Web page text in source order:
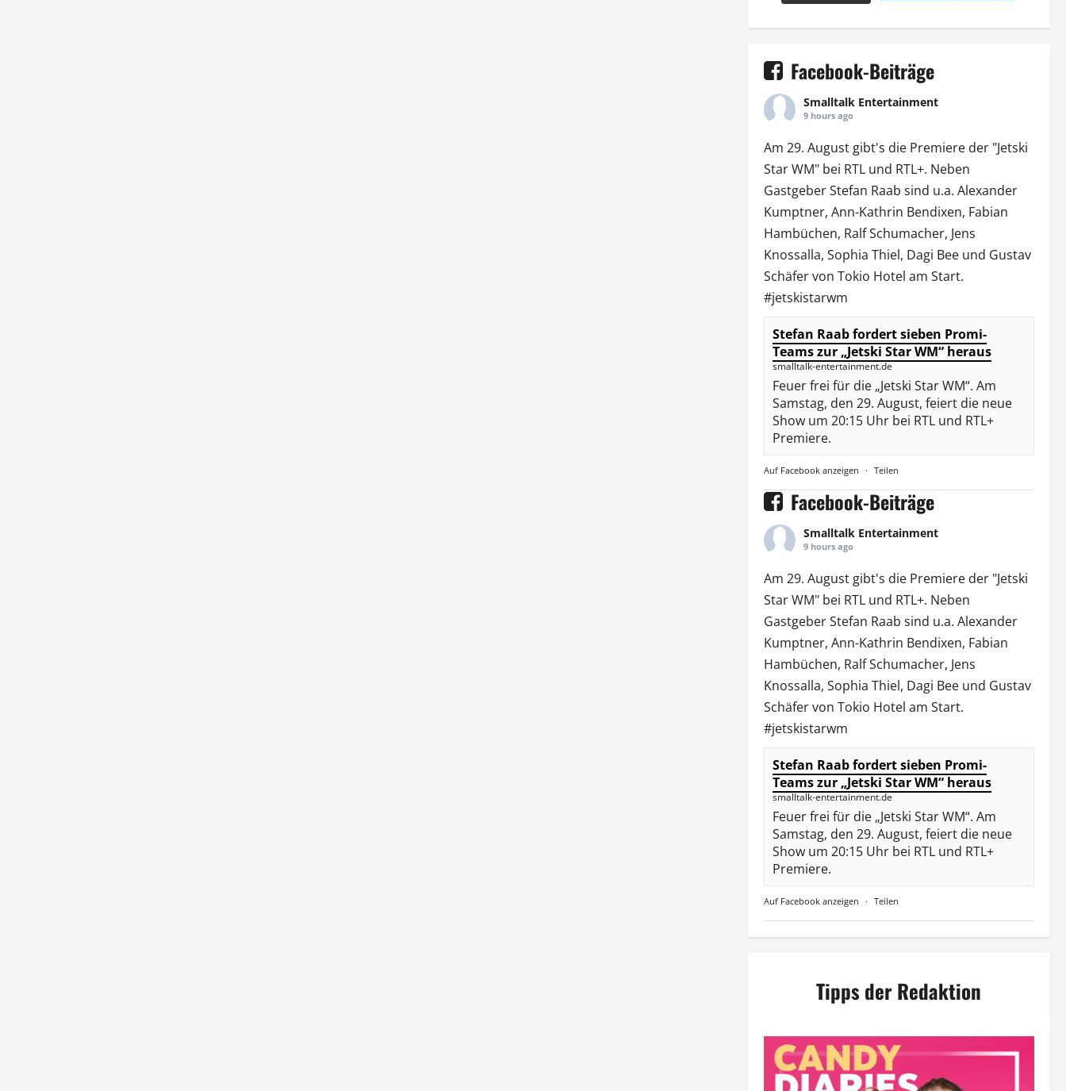
Facebook-Beiträge
Smalltalk Entertainment
9 hours ago
Am 29. August gibt's die Premiere der "Jetski
Star WM" bei RTLund RTL+. Neben
Gastgeber Stefan Raab sind u.a. Alexander
Kumptner, Ann-Kathrin Bendixen, Fabian
Hambüchen, Ralf Schumacher, Jens
Knossalla, Sophia Thiel, Dagi Beeund Gustav
Schäfer von Tokio Hotel am Start.
#jetskistarwm
Stefan Raab fordert sieben Promi-
Teams zur „Jetski Star WM“ heraus
smalltalk-entertainment.de
Feuer frei für die „Jetski Star WM“. Am
Samstag, den 29. August, feiert die neue
Show um 20:15 Uhr bei RTL und RTL+
Premiere.
Auf Facebook anzeigen · Teilen
Facebook-Beiträge
Smalltalk Entertainment
9 hours ago
Am 29. August gibt's die Premiere der "Jetski
Star WM" bei RTLund RTL+. Neben
Gastgeber Stefan Raab sind u.a. Alexander
Kumptner, Ann-Kathrin Bendixen, Fabian
Hambüchen, Ralf Schumacher, Jens
Knossalla, Sophia Thiel, Dagi Beeund Gustav
Schäfer von Tokio Hotel am Start.
#jetskistarwm
Stefan Raab fordert sieben Promi-
Teams zur „Jetski Star WM“ heraus
smalltalk-entertainment.de
Feuer frei für die „Jetski Star WM“. Am
Samstag, den 29. August, feiert die neue
Show um 20:15 Uhr bei RTL und RTL+
Premiere.
Auf Facebook anzeigen · Teilen
Tipps der Redaktion